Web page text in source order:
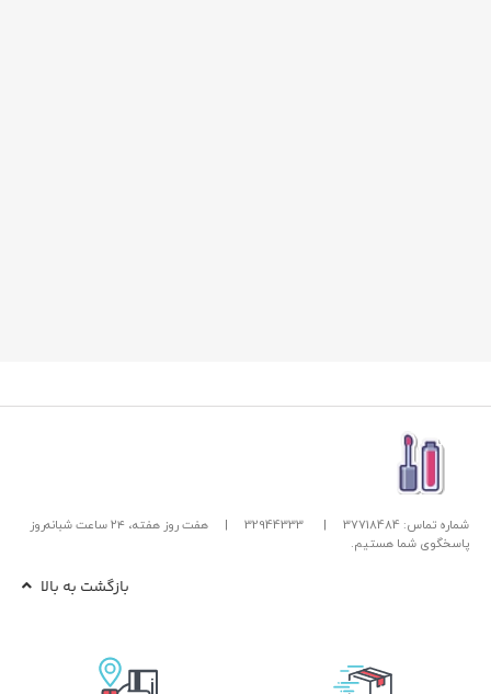
شماره تماس: 37718484 |
32944333
|
هفت روز هفته، ۲۴ ساعت شبانه‌روز
پاسخگوی شما هستیم.
بازگشت به بالا